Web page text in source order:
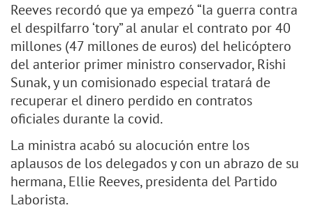
Reeves recordó que ya empezó “la guerra contra
el despilfarro ‘tory” al anular el contrato por 40
millones (47 millones de euros) del helicóptero
del anterior primer ministro conservador, Rishi
Sunak, y un comisionado especial tratará de
recuperar el dinero perdido en contratos
oficiales durante la covid.
La ministra acabó su alocución entre los
aplausos de los delegados y con un abrazo de su
hermana, Ellie Reeves, presidenta del Partido
Laborista.